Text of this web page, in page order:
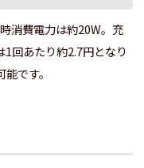
消費電力は約20W。充
回あたり約2.7円となり
です。